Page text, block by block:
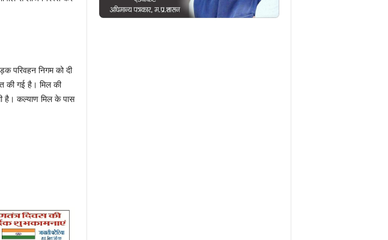
परिवहन निगम को दी
की गई है। मिल की
है। कल्याण मिल के पास